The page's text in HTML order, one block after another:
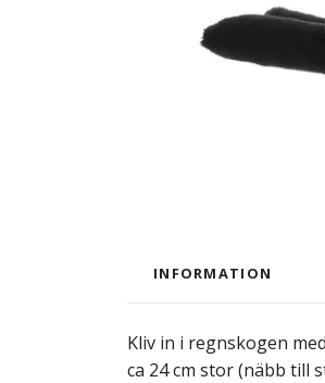
INFORMATION
Kliv in i regnskogen
ca 24 cm stor (näbb till